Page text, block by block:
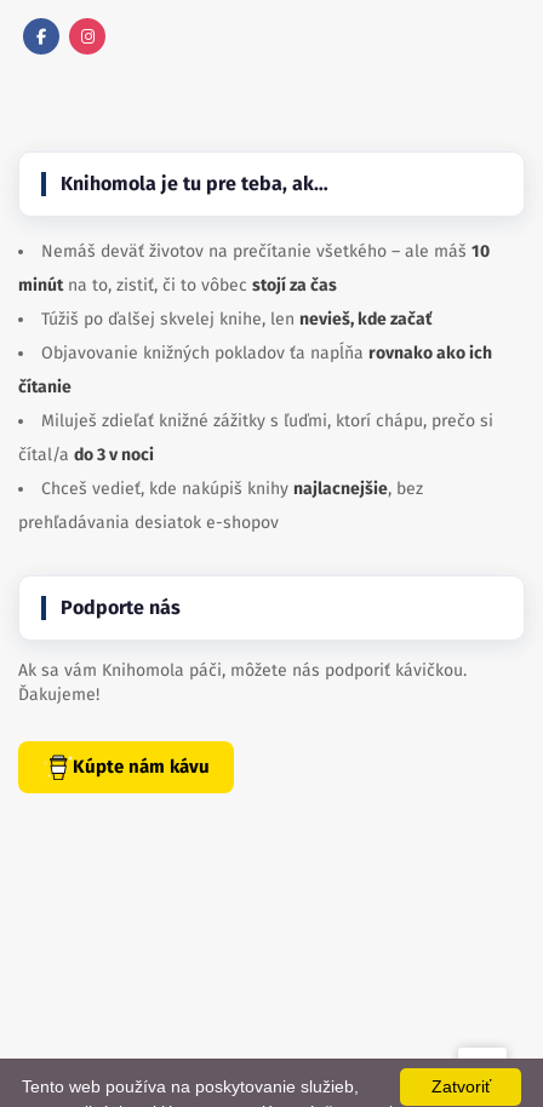
Knihomola je tu pre teba, ak…
Nemáš deväť životov na prečítanie všetkého – ale máš 10
minútna to, zistiť, či to vôbec stojí za čas
Túžiš po ďalšej skvelej knihe, len nevieš, kde začať
Objavovanie knižných pokladov ťa napĺňa rovnako ako ich
čítanie
Miluješ zdieľať knižné zážitky s ľuďmi, ktorí chápu, prečo si
čítal/a do 3 v noci
Chceš vedieť, kde nakúpiš knihy najlacnejšie, bez
prehľadávania desiatok e-shopov
Podporte nás
Ak sa vám Knihomola páči, môžete nás podporiť kávičkou.
Ďakujeme!
Kúpte nám kávu
Zatvoriť
Tento web používa na poskytovanie služieb,